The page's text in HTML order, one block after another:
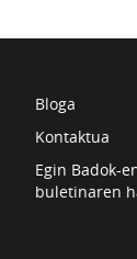
Bloga
Kontaktua
Egin Badok-
buletinaren